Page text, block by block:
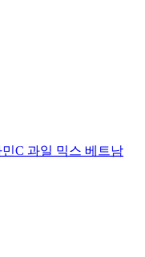
C 과일 믹스 베트남